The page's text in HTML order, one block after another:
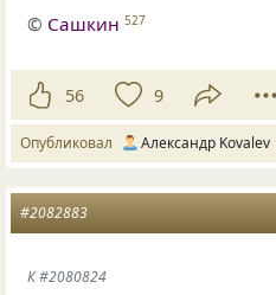
© Сашкин 527
56 9
Опубликовал Александр Kovalev
#2082883
К #2080824